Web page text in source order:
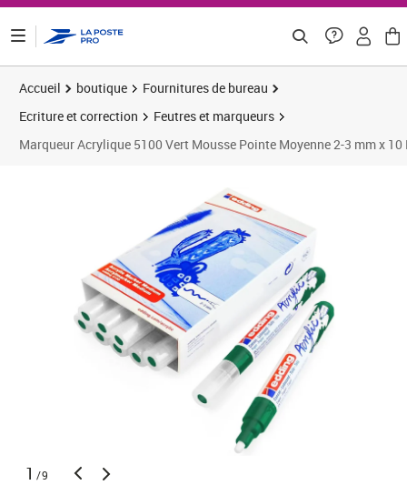
Accueil boutique
Fournitures de bureau
Ecriture et correction
Feutres et marqueurs
Marqueur Acrylique 5100 Vert Mousse Pointe Moyenne 2-3 mm x 10
1 /9